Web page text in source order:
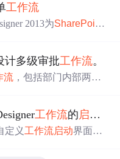
工作流
2013为SharePoint
计多级审批工作流。
流 ，包括部门内部两级
副总审批）及编写Eve
SPD建工作流审批流程
工作流的启动
定义 工作流启动界面及